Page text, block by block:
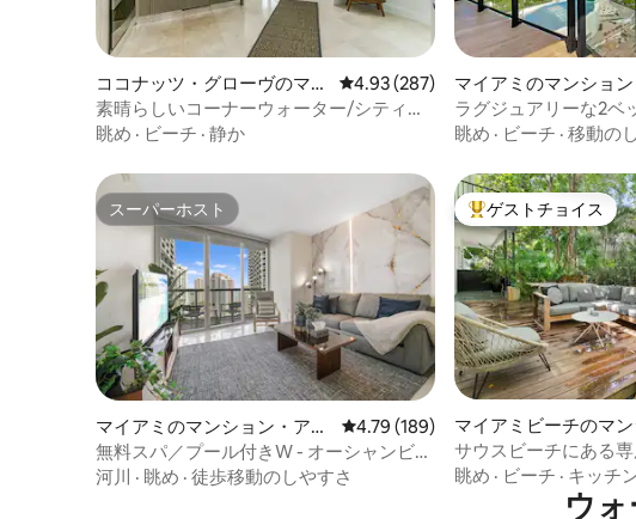
ココナッツ・グローヴのマン
ション・アパート
レビュー287件、5つ星中4.93つ星の
4.93 (287)
素晴らしいコーナーウォーター/シティビ
ュー、無料パーキング/プール
眺め · ビーチ · 静か
マイアミのマンション
ート
ラグジュアリーな2ベ
湾の眺望を遮るもの
眺め · ビーチ · 移動の
スーパーホスト
スーパーホスト
マイアミのマンション・アパ
ート
レビュー189件、5つ星中4.79つ星の
4.79 (189)
無料スパ／プール付きW - オーシャンビュ
ー＆プールビュー
河川 · 眺め · 徒歩移動のしやすさ
大好評のゲストチョ
ゲストチョイス
マイアミビーチのマン
ン・アパート
サウスビーチにある
グジー付き庭園
眺め · ビーチ · キッチ
ウ